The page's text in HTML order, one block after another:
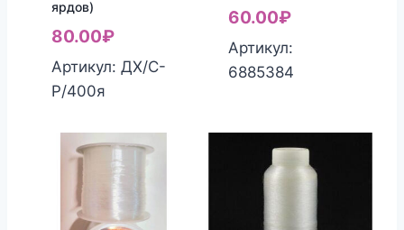
ярдов)
80.00₽
Артикул: ДХ/С-
Р/400я
60.00₽
Артикул:
6885384